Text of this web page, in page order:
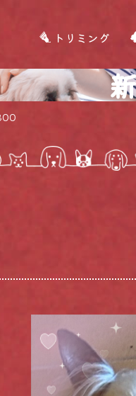
トリミング